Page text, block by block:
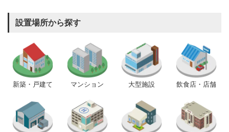
設置場所から探す
新築・戸建て マンション 大型施設 飲食店・店舗